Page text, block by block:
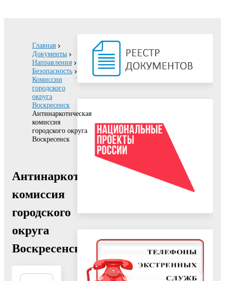
Главная
Документы
Направления
Безопасность
Комиссии
городского
округа
Воскресенск
Антинаркотическая
комиссия
городского округа
Воскресенск
Антинаркотическая
комиссия
городского
округа
Воскресенск